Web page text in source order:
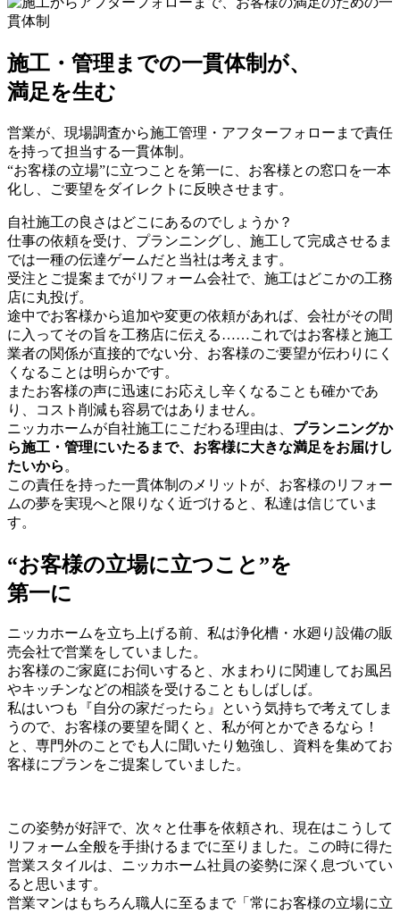
施工・管理までの一貫体制が、
満足を生む
営業が、現場調査から施工管理・アフターフォローまで責任
を持って担当する一貫体制。
“お客様の立場”に立つことを第一に、お客様との窓口を一本
化し、ご要望をダイレクトに反映させます。
自社施工の良さはどこにあるのでしょうか？
仕事の依頼を受け、プランニングし、施工して完成させるま
では一種の伝達ゲームだと当社は考えます。
受注とご提案までがリフォーム会社で、施工はどこかの工務
店に丸投げ。
途中でお客様から追加や変更の依頼があれば、会社がその間
に入ってその旨を工務店に伝える……これではお客様と施工
業者の関係が直接的でない分、お客様のご要望が伝わりにく
くなることは明らかです。
またお客様の声に迅速にお応えし辛くなることも確かであ
り、コスト削減も容易ではありません。
ニッカホームが自社施工にこだわる理由は、 プランニングか
ら施工・管理にいたるまで、お客様に大きな満足をお届けし
たいから 。
この責任を持った一貫体制のメリットが、お客様のリフォー
ムの夢を実現へと限りなく近づけると、私達は信じていま
す。
“お客様の立場に立つこと”を
第一に
ニッカホームを立ち上げる前、私は浄化槽・水廻り設備の販
売会社で営業をしていました。
お客様のご家庭にお伺いすると、水まわりに関連してお風呂
やキッチンなどの相談を受けることもしばしば。
私はいつも『自分の家だったら』という気持ちで考えてしま
うので、お客様の要望を聞くと、私が何とかできるなら！
と、専門外のことでも人に聞いたり勉強し、資料を集めてお
客様にプランをご提案していました。
この姿勢が好評で、次々と仕事を依頼され、現在はこうして
リフォーム全般を手掛けるまでに至りました。この時に得た
営業スタイルは、ニッカホーム社員の姿勢に深く息づいてい
ると思います。
営業マンはもちろん職人に至るまで「常にお客様の立場に立